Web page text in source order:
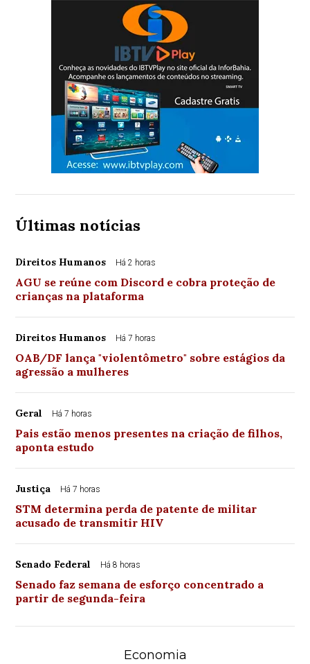
Últimas notícias
Direitos Humanos Há 2 horas
AGU se reúne com Discord e cobra proteção de
crianças na plataforma
Direitos Humanos Há 7 horas
OAB/DF lança "violentômetro" sobre estágios da
agressão a mulheres
Geral Há 7 horas
Pais estão menos presentes na criação de filhos,
aponta estudo
Justiça Há 7 horas
STM determina perda de patente de militar
acusado de transmitir HIV
Senado Federal Há 8 horas
Senado faz semana de esforço concentrado a
partir de segunda-feira
Economia